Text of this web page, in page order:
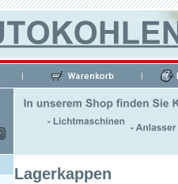
| |
Lagerkappen